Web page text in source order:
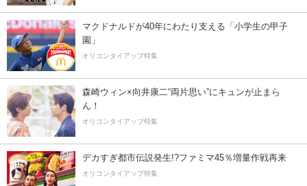
マクドナルドが40年にわたり支える「小学生の甲子
園」
オリコンタイアップ特集
森崎ウィン×向井康二“両片思い”にキュンが止まら
ん！
オリコンタイアップ特集
デカすぎ都市伝説発生!?ファミマ45％増量作戦再来
オリコンタイアップ特集